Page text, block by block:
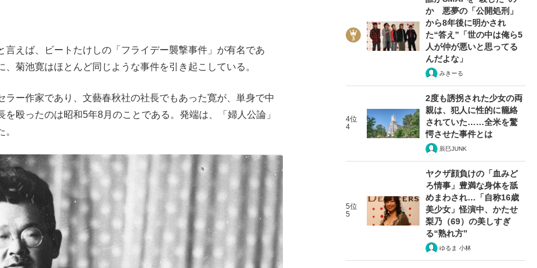
えば、ビートたけしの「フライデー襲撃事件」が有名であ
菊池寛はほとんど同じような事件を引き起こしている。
ー作家であり、文藝春秋社の社長でもあった寛が、単身で中
殴ったのは昭和5年8月のことである。発端は、「婦人公論」
か 悪夢の「公開処刑」
から8年後に明かされ
た“答え”「世の中は俺ら5
人が仲が悪いと思ってる
んだよな」
みきーる
4位
4
2度も誘拐された少女の両
親は、犯人に性的に籠絡
されていた……全米を驚
愕させた事件とは
辰巳JUNK
5位
5
ヤクザ顔負けの「血みど
ろ情事」豊満な身体を舐
めまわされ…「自称16歳
美少女」怪演中、かたせ
梨乃（69）の美しすぎ
る“熟れ方”
ゆるま 小林